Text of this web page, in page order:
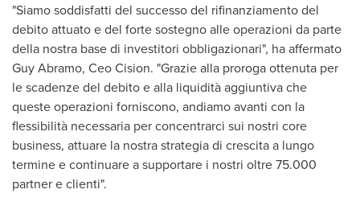
"Siamo soddisfatti del successo del rifinanziamento del
debito attuato e del forte sostegno alle operazioni da parte
della nostra base di investitori obbligazionari", ha affermato
Guy Abramo, Ceo Cision. "Grazie alla proroga ottenuta per
le scadenze del debito e alla liquidità aggiuntiva che
queste operazioni forniscono, andiamo avanti con la
flessibilità necessaria per concentrarci sui nostri core
business, attuare la nostra strategia di crescita a lungo
termine e continuare a supportare i nostri oltre 75.000
partner e clienti".